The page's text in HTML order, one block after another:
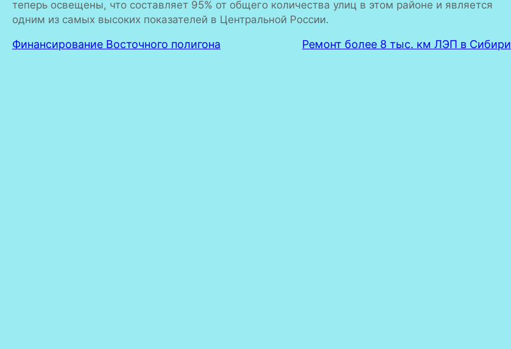
теперь освещены, что составляет 95% от общего количества улиц в этом районе и является
одним из самых высоких показателей в Центральной России.
Финансирование Восточного полигона Ремонт более 8 тыс. км ЛЭП в Сибири